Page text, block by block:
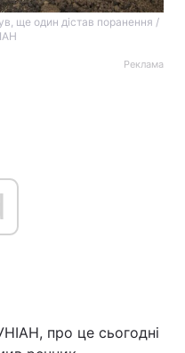
ще один дістав поранення /
Реклама
про це сьогодні